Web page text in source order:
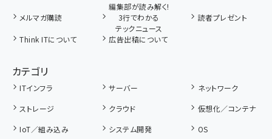
メルマガ購読
編集部が読み解く!
3行でわかる
テックニュース
読者プレゼント
Think ITについて 広告出稿について
カテゴリ
ITインフラ サーバー
ネットワーク
ストレージ
クラウド
仮想化／コンテナ
IoT／組み込み
システム開発 OS